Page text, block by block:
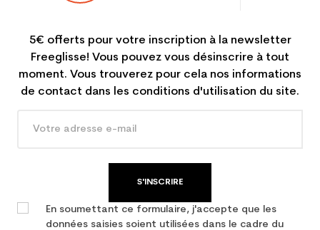
5€ offerts pour votre inscription à la newsletter
Freeglisse! Vous pouvez vous désinscrire à tout
moment. Vous trouverez pour cela nos informations
de contact dans les conditions d'utilisation du site.
S'INSCRIRE
En soumettant ce formulaire, j'accepte que les
données saisies soient utilisées dans le cadre du